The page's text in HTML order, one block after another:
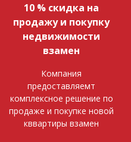
10 % скидка на
продажу и покупку
недвижимости
взамен
Компания
предоставляемт
комплексное решение по
продаже и покупке новой
кввартиры взамен